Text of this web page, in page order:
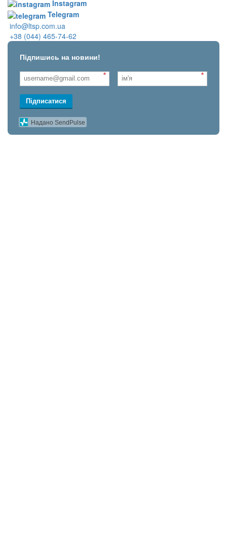
Instagram
Telegram
info@ltsp.com.ua
+38 (044) 465-74-62
Підпишись на новини!
* *
Підписатися
Надано SendPulse